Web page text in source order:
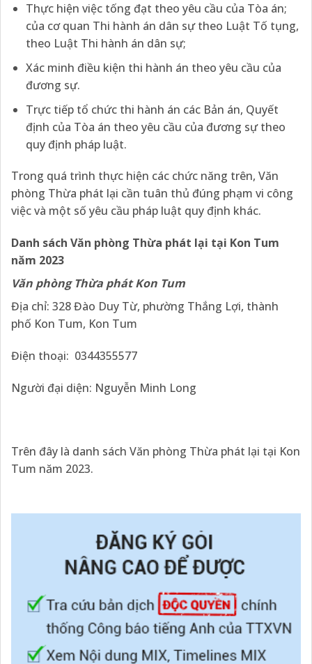
Thực hiện việc tống đạt theo yêu cầu của Tòa án;
của cơ quan Thi hành án dân sự theo Luật Tố tụng,
theo Luật Thi hành án dân sự;
Xác minh điều kiện thi hành án theo yêu cầu của
đương sự.
Trực tiếp tổ chức thi hành án các Bản án, Quyết
định của Tòa án theo yêu cầu của đương sự theo
quy định pháp luật.
Trong quá trình thực hiện các chức năng trên, Văn
phòng Thừa phát lại cần tuân thủ đúng phạm vi công
việc và một số yêu cầu pháp luật quy định khác.
Danh sách Văn phòng Thừa phát lại tại Kon Tum
năm 2023
Văn phòng Thừa phát Kon Tum
Địa chỉ: 328 Đào Duy Từ, phường Thắng Lợi, thành
phố Kon Tum, Kon Tum
Điện thoại: 0344355577
Người đại diện: Nguyễn Minh Long
Trên đây là danh sách Văn phòng Thừa phát lại tại Kon
Tum năm 2023.